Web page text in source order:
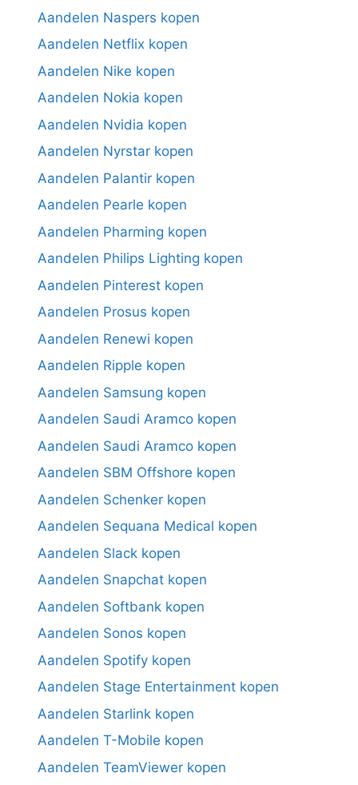
Aandelen Naspers kopen
Aandelen Netflix kopen
Aandelen Nike kopen
Aandelen Nokia kopen
Aandelen Nvidia kopen
Aandelen Nyrstar kopen
Aandelen Palantir kopen
Aandelen Pearle kopen
Aandelen Pharming kopen
Aandelen Philips Lighting kopen
Aandelen Pinterest kopen
Aandelen Prosus kopen
Aandelen Renewi kopen
Aandelen Ripple kopen
Aandelen Samsung kopen
Aandelen Saudi Aramco kopen
Aandelen Saudi Aramco kopen
Aandelen SBM Offshore kopen
Aandelen Schenker kopen
Aandelen Sequana Medical kopen
Aandelen Slack kopen
Aandelen Snapchat kopen
Aandelen Softbank kopen
Aandelen Sonos kopen
Aandelen Spotify kopen
Aandelen Stage Entertainment kopen
Aandelen Starlink kopen
Aandelen T-Mobile kopen
Aandelen TeamViewer kopen